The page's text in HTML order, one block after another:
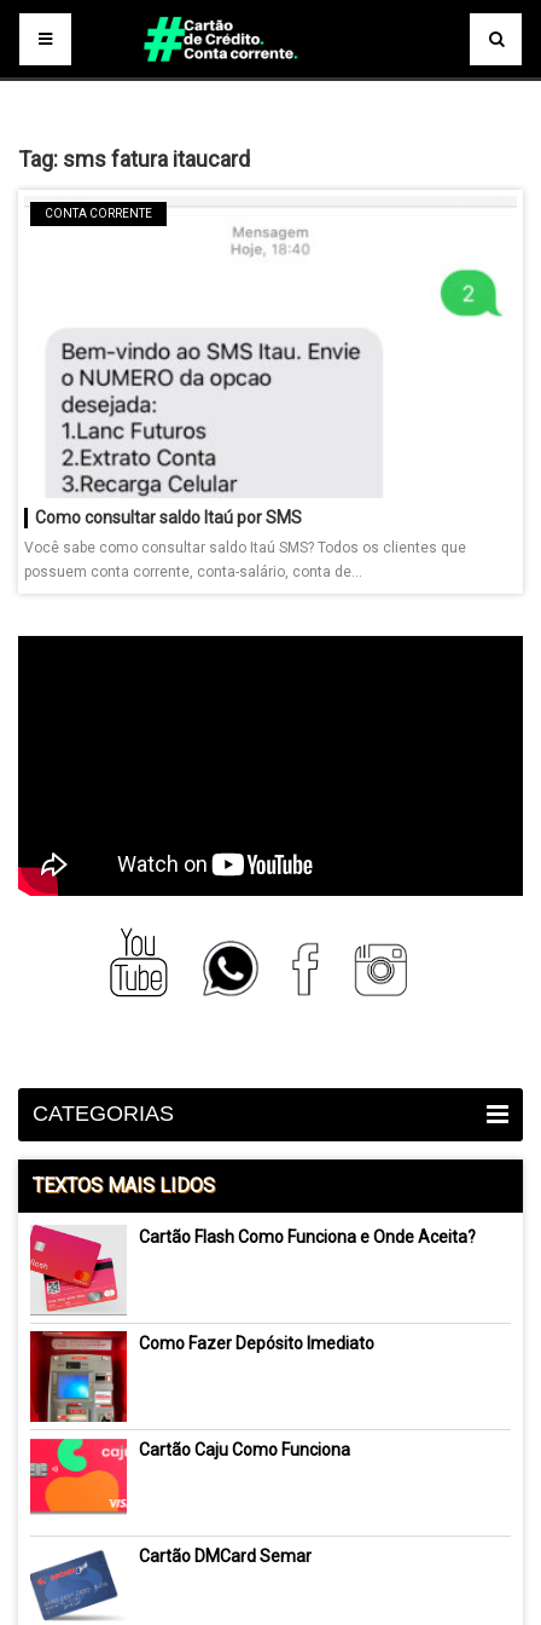
Tag: sms fatura itaucard
CONTA CORRENTE
Como consultar saldo Itaú por SMS
Você sabe como consultar saldo Itaú SMS? Todos os clientes que
possuem conta corrente, conta-salário, conta de...
CATEGORIAS
TEXTOS MAIS LIDOS
Cartão Flash Como Funciona e Onde Aceita?
Como Fazer Depósito Imediato
Cartão Caju Como Funciona
Cartão DMCard Semar